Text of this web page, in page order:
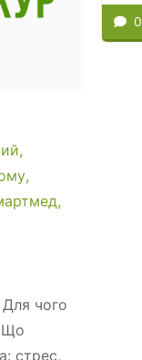
Для чого
Що
стрес,
0